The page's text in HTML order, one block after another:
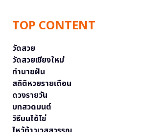
TOP CONTENT
วัดสวย
วัดสวยเชียงใหม่
ทำนายฝัน
สถิติหวยรายเดือน
ดวงรายวัน
บทสวดมนต์
วิธีบนไอ้ไข่